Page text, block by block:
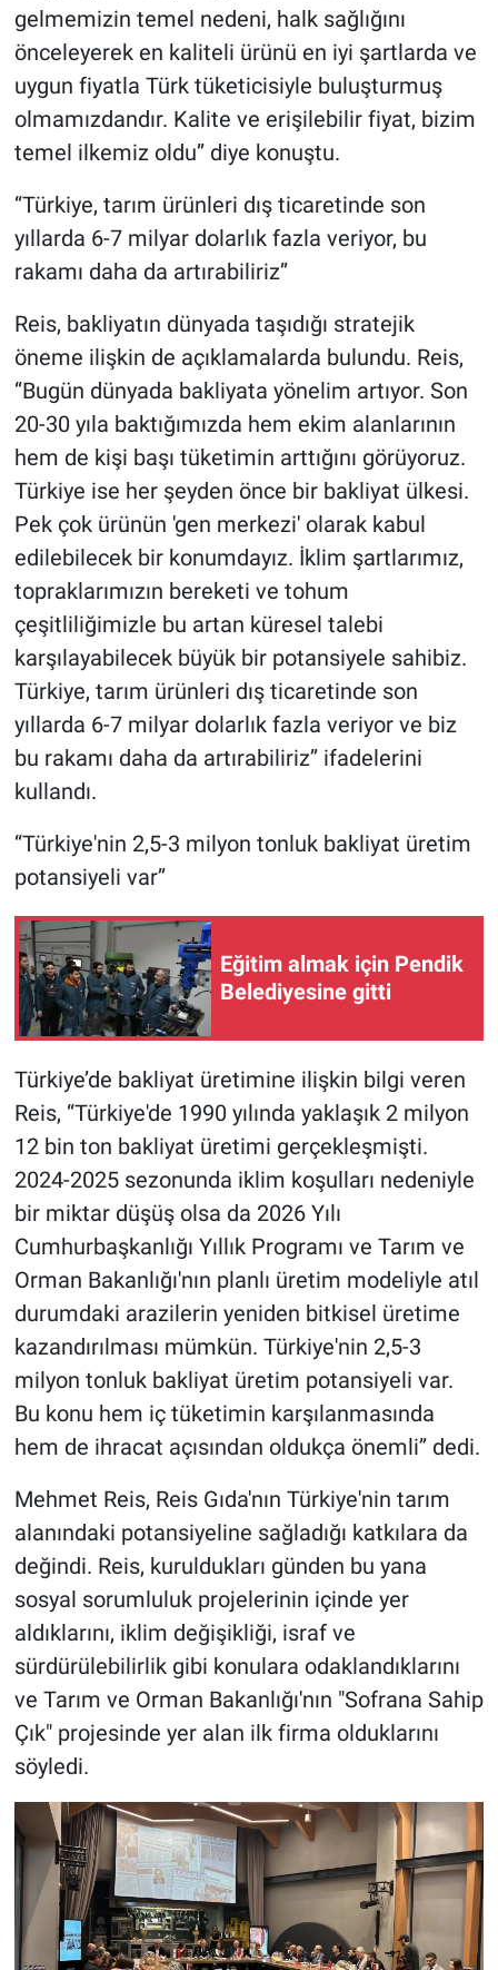
gelmemizin temel nedeni, halk sağlığını
önceleyerek en kaliteli ürünü en iyi şartlarda ve
uygun fiyatla Türk tüketicisiyle buluşturmuş
olmamızdandır. Kalite ve erişilebilir fiyat, bizim
temel ilkemiz oldu’’ diye konuştu.
‘‘Türkiye, tarım ürünleri dış ticaretinde son
yıllarda 6-7 milyar dolarlık fazla veriyor, bu
rakamı daha da artırabiliriz’’
Reis, bakliyatın dünyada taşıdığı stratejik
öneme ilişkin de açıklamalarda bulundu. Reis,
‘‘Bugün dünyada bakliyata yönelim artıyor. Son
20-30 yıla baktığımızda hem ekim alanlarının
hem de kişi başı tüketimin arttığını görüyoruz.
Türkiye ise her şeyden önce bir bakliyat ülkesi.
Pek çok ürünün 'gen merkezi' olarak kabul
edilebilecek bir konumdayız. İklim şartlarımız,
topraklarımızın bereketi ve tohum
çeşitliliğimizle bu artan küresel talebi
karşılayabilecek büyük bir potansiyele sahibiz.
Türkiye, tarım ürünleri dış ticaretinde son
yıllarda 6-7 milyar dolarlık fazla veriyor ve biz
bu rakamı daha da artırabiliriz’’ ifadelerini
kullandı.
‘‘Türkiye'nin 2,5-3 milyon tonluk bakliyat üretim
potansiyeli var’’
Eğitim almak için Pendik
Belediyesine gitti
Türkiye’de bakliyat üretimine ilişkin bilgi veren
Reis, ‘‘Türkiye'de 1990 yılında yaklaşık 2 milyon
12 bin ton bakliyat üretimi gerçekleşmişti.
2024-2025 sezonunda iklim koşulları nedeniyle
bir miktar düşüş olsa da 2026 Yılı
Cumhurbaşkanlığı Yıllık Programı ve Tarım ve
Orman Bakanlığı'nın planlı üretim modeliyle atıl
durumdaki arazilerin yeniden bitkisel üretime
kazandırılması mümkün. Türkiye'nin 2,5-3
milyon tonluk bakliyat üretim potansiyeli var.
Bu konu hem iç tüketimin karşılanmasında
hem de ihracat açısından oldukça önemli’’ dedi.
Mehmet Reis, Reis Gıda'nın Türkiye'nin tarım
alanındaki potansiyeline sağladığı katkılara da
değindi. Reis, kuruldukları günden bu yana
sosyal sorumluluk projelerinin içinde yer
aldıklarını, iklim değişikliği, israf ve
sürdürülebilirlik gibi konulara odaklandıklarını
ve Tarım ve Orman Bakanlığı'nın "Sofrana Sahip
Çık" projesinde yer alan ilk firma olduklarını
söyledi.